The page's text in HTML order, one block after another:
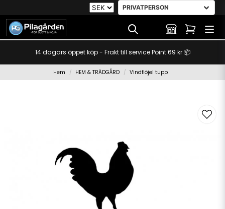
14 dagars öppet köp - Frakt till service Point 69 kr 📦
Hem HEM & TRÄDGÅRD Vindflöjel tupp